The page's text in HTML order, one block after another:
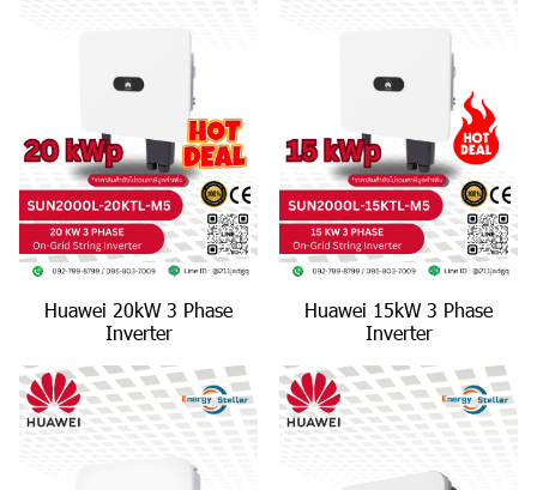
Huawei 20kW 3 Phase
Inverter
Huawei 15kW 3 Phase
Inverter